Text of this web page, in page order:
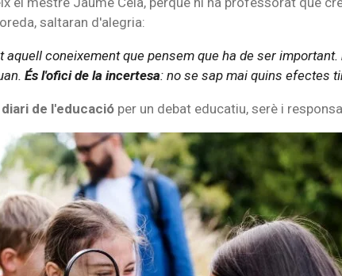
saltaran d'alegria:
coneixement que pensem que ha de ser important.
És l'ofici de la incertesa: no se sap mai quins efectes
de l'educació per un debat educatiu, serè i